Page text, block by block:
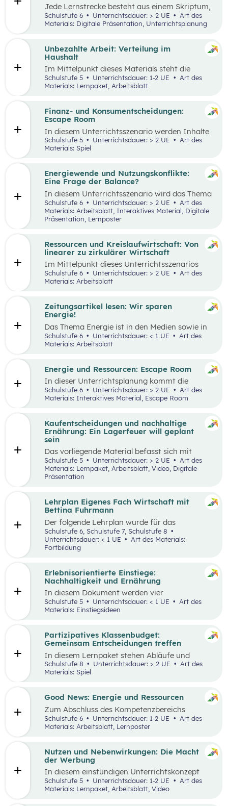
Energiewende und Nutzungskonflikte:
Eine Frage der Balance?
In diesem Unterrichtsszenario wird das Thema
Energiewende und damit einhergehende
Nutzungskonflikte behandelt. Methodisch wird
zuerst mit einem Wimmelbild gearbeitet, auf
dem unterschiedliche Szenen und Darstellungen
einhergehender Konflikte zu finden sind.
Schulstufe 6 Unterrichtsdauer: > 2 UE
Materials: Arbeitsblatt, Interaktives Material, Digitale
Präsentation, Lernposter
Energie und Ressourcen: Escape Room
In dieser Unterrichtsplanung kommt die
Methode „Escape Room“ zum Einsatz. Ziel ist
es, Inhalte des Kompetenzbereichs
„Nachhaltiger Umgang mit Energie und
durch Kooperation bei der Teamarbeit
zwischenmenschliche Kompetenzen zu stärken
und sogenannte 21
stCentury Skills zu schulen.
Schulstufe 6 Unterrichtsdauer: > 2 UE
Materials: Interaktives Material, Escape Room
Ressourcen und Kreislaufwirtschaft: Von
linearer zu zirkulärer Wirtschaft
Im Mittelpunkt dieses Unterrichtsszenarios
steht ein sprachsensibel aufbereiteter Text zum
Thema verantwortungsvoller Umgang mit
„Wohin?“ gestellt und die Konzepte „lineares
Wirtschaften” und „Kreislaufwirtschaft”
erarbeitet.
Schulstufe 6 Unterrichtsdauer: > 2 UE
Art des
Materials: Arbeitsblatt
Partizipatives Klassenbudget:
Gemeinsam Entscheidungen treffen
In diesem Lernpaket stehen Abläufe und
Methoden im Vordergrund, die den
Schüler:innen helfen sollen, das WIR vor das
Ernährungsrat, wie sich Kaufentscheidungen
auf Umwelt, Gesundheit und das Miteinander
auswirken.
Schulstufe 8 Unterrichtsdauer: > 2 UE
Art des
Materials: Spiel
Unbezahlte Arbeit: Verteilung im
Haushalt
Im Mittelpunkt dieses Materials steht die
Auseinandersetzung mit (unbezahlter) Arbeit
und deren Verteilung. Der Schwerpunkt liegt
Beispielen wird an die Lebenswelt der
Schüler:innen angeknüpft, die selbst unbezahlte
Tätigkeiten im Haushalt aufzeichnen und deren
Verteilung reflektieren.
Schulstufe 5 Unterrichtsdauer: 1-2 UE
Materials: Lernpaket, Arbeitsblatt
Kaufentscheidungen und nachhaltige
Ernährung: Ein Lagerfeuer will geplant
sein
Das vorliegende Material befasst sich mit
Kaufentscheidungen, der Herkunft von
Lebensmitteln, dem Bewusstsein für eine
nachhaltige Ernährung sowie mit dem Umgang
sein“aufgebaut. Mit zusätzlich bereitgestellten
Materialien können die im Video
werden.
Schulstufe 5 Unterrichtsdauer: > 2 UE
Art des
Materials: Lernpaket, Arbeitsblatt, Video, Digitale
Präsentation
Finanz- und Konsumentscheidungen:
Escape Room
In diesem Unterrichtsszenario werden Inhalte
desKompetenzbereichs„Leben und
Wirtschaften im eigenen Umfeld“ spielerisch
Kooperation bei der Teamarbeit
zwischenmenschliche Kompetenzen zu stärken
und sogenannte 21
st
Schulstufe 5 Unterrichtsdauer: > 2 UE
Art des
Materials: Spiel
Nutzen und Nebenwirkungen: Die Macht
der Werbung
In diesem einstündigen Unterrichtskonzept
lernen die Schüler:innen den Nutzen sowie die
Vor- und Nachteile von Werbung kennen.
Schulstufe 5 Unterrichtsdauer: 1-2 UE
Art des
Materials: Lernpaket, Arbeitsblatt, Video
Erlebnisorientierte Einstiege:
Nachhaltigkeit und Ernährung
In diesem Dokument werden vier
Einstiegsideen für denKompetenzbereich
„Leben und Wirtschaften im Hinblick auf
Erlebnis für die Schüler:innen verbunden sind
und wo auch außerschulische Lernorte
Schulstufe 5 Unterrichtsdauer: < 1 UE
Materials: Einstiegsideen
abgehandelt werden können.
Good News: Energie und Ressourcen
Zum Abschluss des Kompetenzbereichs
„Energie und Ressourcen“ beschäftigen sich
Schüler:innen mit positiven Nachrichten und
Beispielen, damit sie sich von den Problemen,
nicht überwältigt fühlen.
Schulstufe 6 Unterrichtsdauer: 1-2 UE
Materials: Arbeitsblatt, Lernposter
Zeitungsartikel lesen: Wir sparen
Energie!
Das Thema Energie ist in den Medien sowie in
täglichen Gesprächen allgegenwärtig. Dabei
wird oft von hohem Energieverbrauch, von
Energie sind seit dem Ukrainekrieg ein
omnipräsentes Thema.
Schulstufe 6 Unterrichtsdauer: < 1 UE
Materials: Arbeitsblatt
Jede Lernstrecke besteht aus einem Skriptum,
welches dazu dient einen Überblick über die
jeweilige Lernstrecke zu erhalten. Mit
dem eigenen Unterrichtsgegenstand
Wissen und entwickeln Fähigkeiten,
Einstellungen und Verhaltensbereitschaften, die
sie in ökonomisch geprägten Lebenssituationen
benötigen. Diese sollen ihnen dabei helfen,
ökonomische Herausforderungen, Aufgaben
und Problemstellungen erkennen, analysieren,
Schulstufe 6 Unterrichtsdauer: > 2 UE
Materials: Digitale Präsentation, Unterrichtsplanung
Lehrplan Eigenes Fach Wirtschaft mit
Bettina Fuhrmann
Der folgende Lehrplan wurde für das
Unterrichtsgegenstand “Wirtschaft” für den
Schulpiloten der Stiftung für
Wirtschaftsbildung konzipiert. Wirtschaft
verstehen und gestalten zu lernen steht dabei
Schulstufe 6, Schulstufe 7, Schulstufe 8
Unterrichtsdauer: < 1 UE
Fortbildung